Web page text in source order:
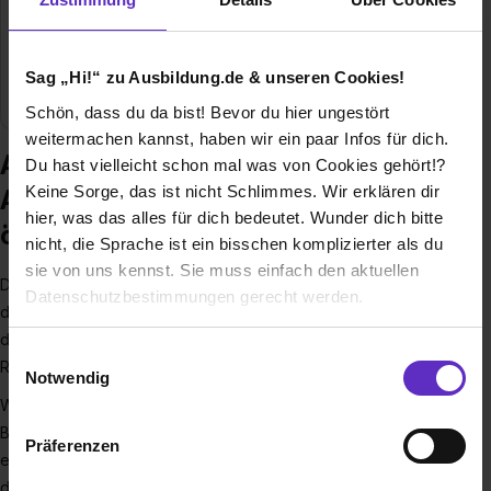
Sag „Hi!“ zu Ausbildung.de & unseren Cookies!
Schön, dass du da bist! Bevor du hier ungestört
weitermachen kannst, haben wir ein paar Infos für dich.
Du hast vielleicht schon mal was von Cookies gehört!?
Keine Sorge, das ist nicht Schlimmes. Wir erklären dir
hier, was das alles für dich bedeutet. Wunder dich bitte
nicht, die Sprache ist ein bisschen komplizierter als du
sie von uns kennst. Sie muss einfach den aktuellen
Datenschutzbestimmungen gerecht werden.
Benutzung der Webseite getroffenen Einstellungen zu
Notwendig
Präferenzen
Einzelhandel, Lebensmittel, Systemgastronomie,
Büro, Finanzen, Eventbranche
Ausbildung bei AKAFÖ
Akademisches Förderungwerk, A.
ö. R.
Das
das Studierendenwerk für die Bochumer Hochschulen und
die Westfälische Hochschule in Gelsenkirchen,
Recklinghausen und Bocholt.
Wir sind für die soziale, wirtschaftliche und kulturelle
Betreuung der Studierenden zuständig. Dafür stellen wir
einen umfassenden Service zur Verfügung, der helfen soll,
die in Zusammenhang mit dem Studium auftretenden Fragen